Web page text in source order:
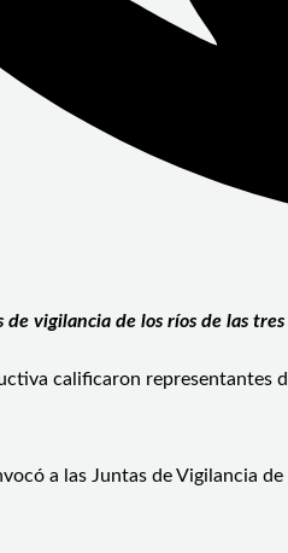
vigilancia de los ríos de las
calificaron representantes
a las Juntas de Vigilancia